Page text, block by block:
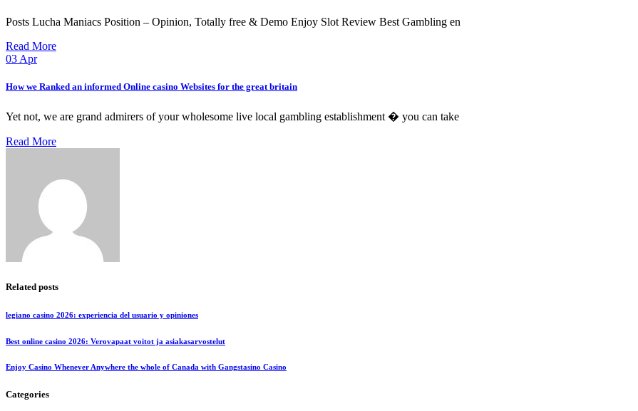
Posts Lucha Maniacs Position – Opinion, Totally free & Demo Enjoy Slot Review Best Gambling en
Read More
03 Apr
How we Ranked an informed Online casino Websites for the great britain
Yet not, we are grand admirers of your wholesome live local gambling establishment � you can take
Read More
Related posts
legiano casino 2026: experiencia del usuario y opiniones
Best online casino 2026: Verovapaat voitot ja asiakasarvostelut
Enjoy Casino Whenever Anywhere the whole of Canada with Gangstasino Casino
Categories